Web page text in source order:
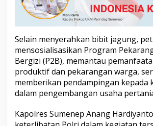
n
t
u
k
u
k
u
n
g
K
t
Selain menyerahkan bibit jagung,
mensosialisasikan Program
Bergizi (P2B), memantau
produktif dan pekarangan warga,
memberikan pendampingan kepada
dalam pengembangan usaha
Kapolres Sumenep Anang